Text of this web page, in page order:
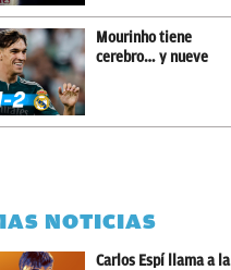
Mourinho tiene
cerebro… y nueve
NOTICIAS
Carlos Espí llama a la